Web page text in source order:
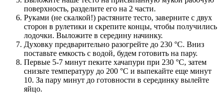
поверхность, разделите его на 2 части.
Руками (не скалкой!) растяните тесто, заверните с двух
сторон в рулетики и скрепите концы, чтобы получились
лодочки. Выложите в середину начинку.
Духовку предварительно разогрейте до 230 °C. Вниз
поставьте емкость с водой, будем готовить на пару.
Первые 5-7 минут пеките хачапури при 230 °C, затем
снизьте температуру до 200 °C и выпекайте еще минут
10. За пару минут до готовности в серединку вылейте
яйцо.